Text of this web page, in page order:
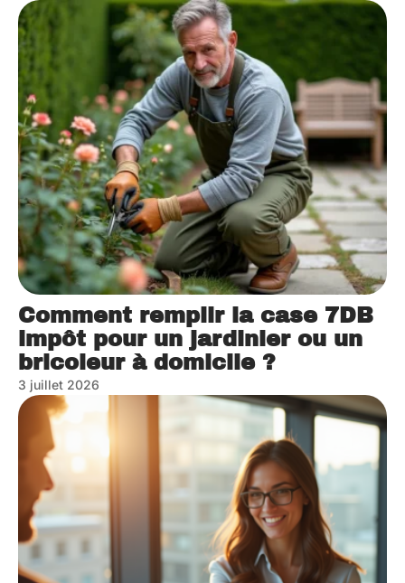
Comment remplir la case 7DB
impôt pour un jardinier ou un
bricoleur à domicile ?
3 juillet 2026